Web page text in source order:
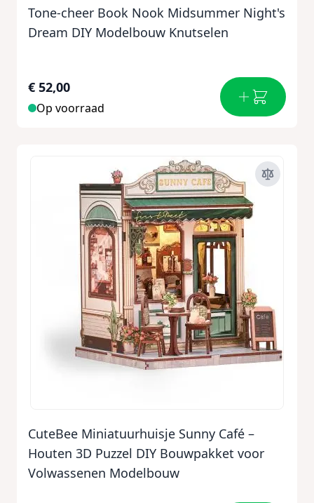
Tone-cheer Book Nook Midsummer Night's
Dream DIY Modelbouw Knutselen
€ 52,00
Op voorraad
CuteBee Miniatuurhuisje Sunny Café –
Houten 3D Puzzel DIY Bouwpakket voor
Volwassenen Modelbouw